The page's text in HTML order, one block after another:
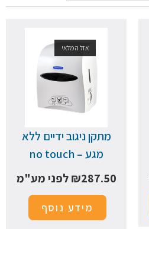
אזל המלאי
מתקן ניגוב ידיים ללא
מגע – no touch
₪287.50 לפני מע"מ
מידע נוסף